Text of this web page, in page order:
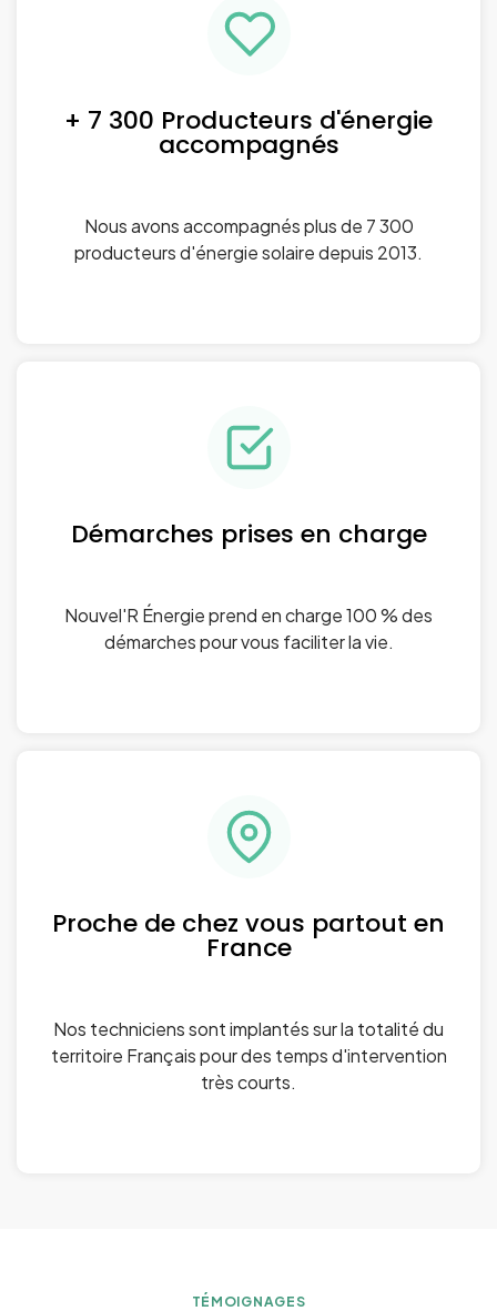
+ 7 300 Producteurs d'énergie
accompagnés
Nous avons accompagnés plus de 7 300
producteurs d'énergie solaire depuis 2013.
Démarches prises en charge
Nouvel'R Énergie prend en charge 100 % des
démarches pour vous faciliter la vie.
Proche de chez vous partout en
France
Nos techniciens sont implantés sur la totalité du
territoire Français pour des temps d'intervention
très courts.
TÉMOIGNAGES